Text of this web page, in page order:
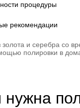
процедуры
рекомендации
и серебра со
полировки в
нужна